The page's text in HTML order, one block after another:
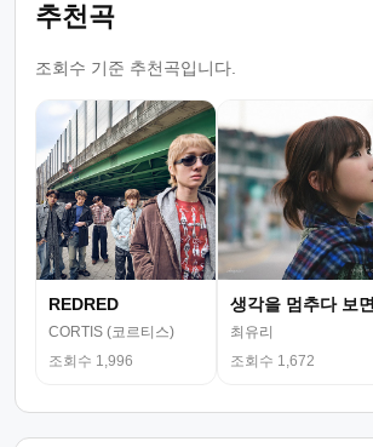
추천곡
조회수 기준 추천곡입니다.
REDRED
CORTIS (코르티스)
조회수 1,996
생각을 멈추다 보면
최유리
조회수 1,672